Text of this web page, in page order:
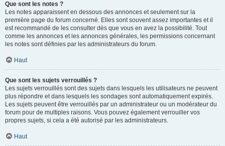
Que sont les notes ?
Les notes apparaissent en dessous des annonces et seulement sur la
première page du forum concerné. Elles sont souvent assez importantes et il
est recommandé de les consulter dès que vous en avez la possibilité. Tout
comme les annonces et les annonces générales, les permissions concernant
les notes sont définies par les administrateurs du forum.
Haut
Que sont les sujets verrouillés ?
Les sujets verrouillés sont des sujets dans lesquels les utilisateurs ne peuvent
plus répondre et dans lesquels les sondages sont automatiquement expirés.
Les sujets peuvent être verrouillés par un administrateur ou un modérateur du
forum pour de multiples raisons. Vous pouvez également verrouiller vos
propres sujets, si cela a été autorisé par les administrateurs.
Haut